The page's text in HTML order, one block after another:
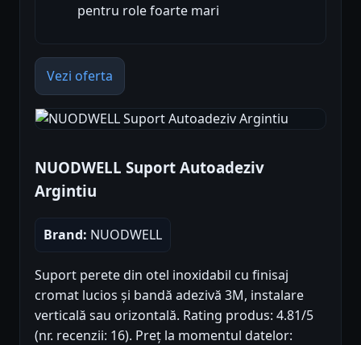
pentru role foarte mari
Vezi oferta
NUODWELL Suport Autoadeziv
Argintiu
Brand: NUODWELL
Suport perete din otel inoxidabil cu finisaj
cromat lucios și bandă adezivă 3M, instalare
verticală sau orizontală. Rating produs: 4.81/5
(nr. recenzii: 16). Preț la momentul datelor: